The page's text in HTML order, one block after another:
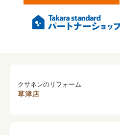
クサネンのリフォーム
草津店